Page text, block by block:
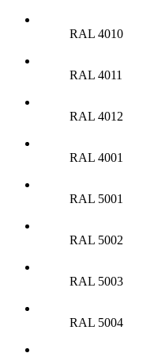
RAL 4010
RAL 4011
RAL 4012
RAL 4001
RAL 5001
RAL 5002
RAL 5003
RAL 5004